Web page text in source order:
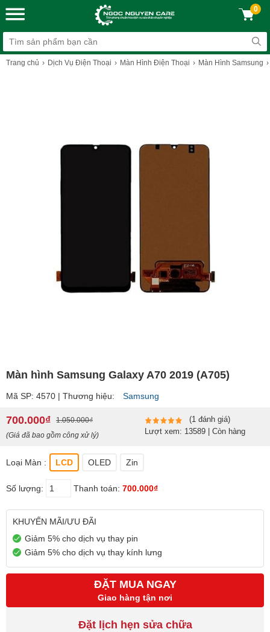
0
Trang chủ Dịch Vụ Điện Thoại Màn Hình Điện Thoại Màn Hình Samsung
Màn hình Samsung Galaxy A70 2019 (A705)
Mã SP: 4570 | Thương hiệu: Samsung
700.000₫
1.050.000₫
(Giá đã bao gồm công xử lý)
(1 đánh giá)
Lượt xem: 13589 | Còn hàng
Loại Màn : LCD OLED Zin
Số lượng: Thanh toán: 700.000₫
KHUYẾN MÃI/ƯU ĐÃI
Giảm 5% cho dịch vụ thay pin
Giảm 5% cho dịch vụ thay kính lưng
ĐẶT MUA NGAY
Giao hàng tận nơi
Đặt lịch hẹn sửa chữa